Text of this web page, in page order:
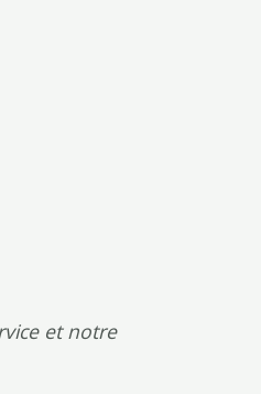
et notre